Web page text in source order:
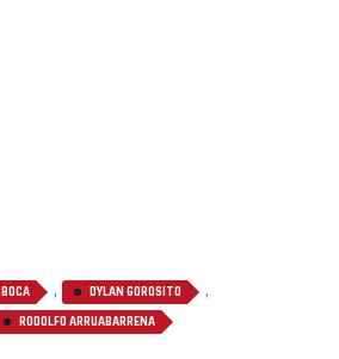
BOCA , DYLAN GOROSITO ,
RODOLFO ARRUABARRENA